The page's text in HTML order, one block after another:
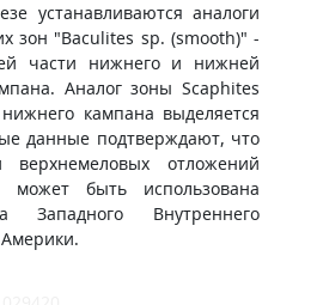
устанавливаются аналоги
зон "Baculites sp. (smooth)" -
части нижнего и нижней
Аналог зоны Scaphites
кампана выделяется
данные подтверждают, что
верхнемеловых отложений
может быть использована
Западного Внутреннего